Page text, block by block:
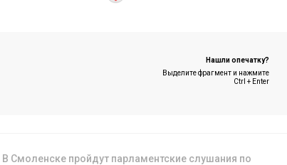
Нашли опечатку?
Выделите фрагмент и нажмите
Ctrl + Enter
В Смоленске пройдут парламентские слушания по